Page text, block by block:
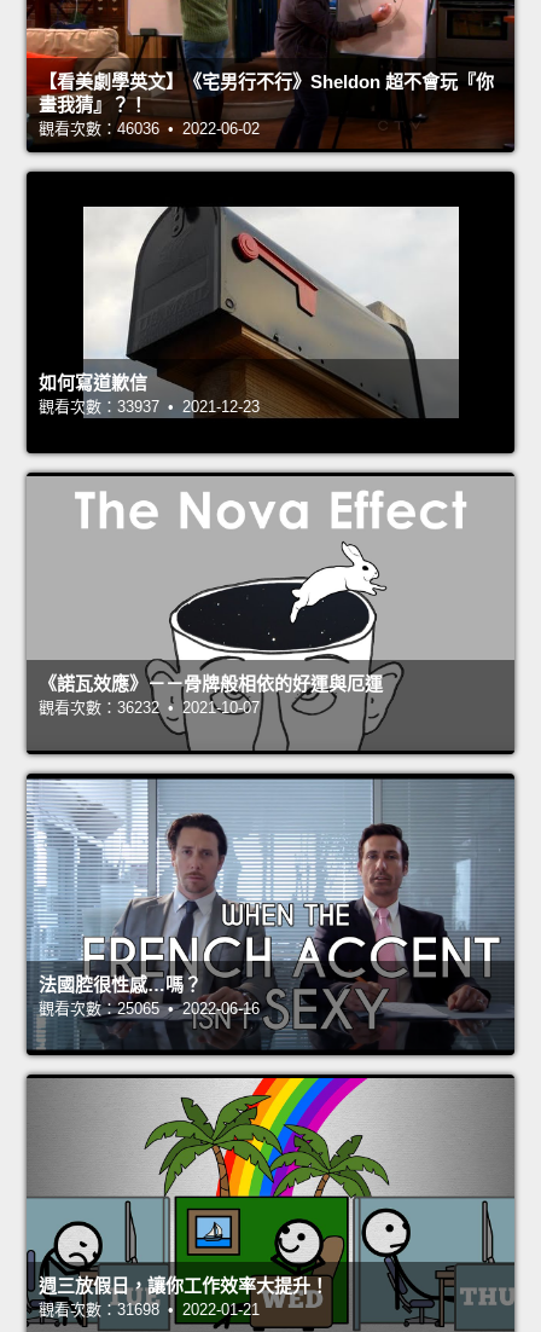
【看美劇學英文】《宅男行不行》Sheldon 超不會玩『你
畫我猜』？！
觀看次數：46036 • 2022-06-02
如何寫道歉信
觀看次數：33937 • 2021-12-23
《諾瓦效應》－－骨牌般相依的好運與厄運
觀看次數：36232 • 2021-10-07
法國腔很性感…嗎？
觀看次數：25065 • 2022-06-16
週三放假日，讓你工作效率大提升！
觀看次數：31698 • 2022-01-21